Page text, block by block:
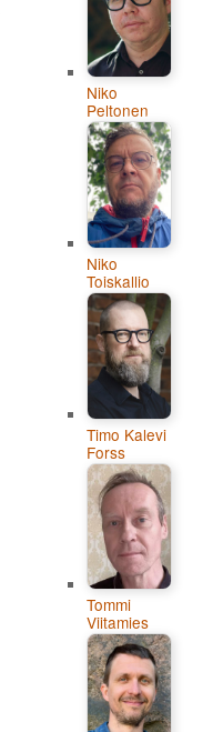
Niko
Peltonen
Niko
Toiskallio
Timo Kalevi
Forss
Tommi
Viitamies